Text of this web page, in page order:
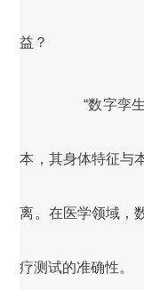
益？
“数字孪
本，其身体特征与
离。在医学领域，
疗测试的准确性。